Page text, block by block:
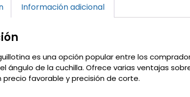
Información adicional
es una opción popular entre los
ángulo de la cuchilla. Ofrece varias ventajas
precio favorable y precisión de corte.